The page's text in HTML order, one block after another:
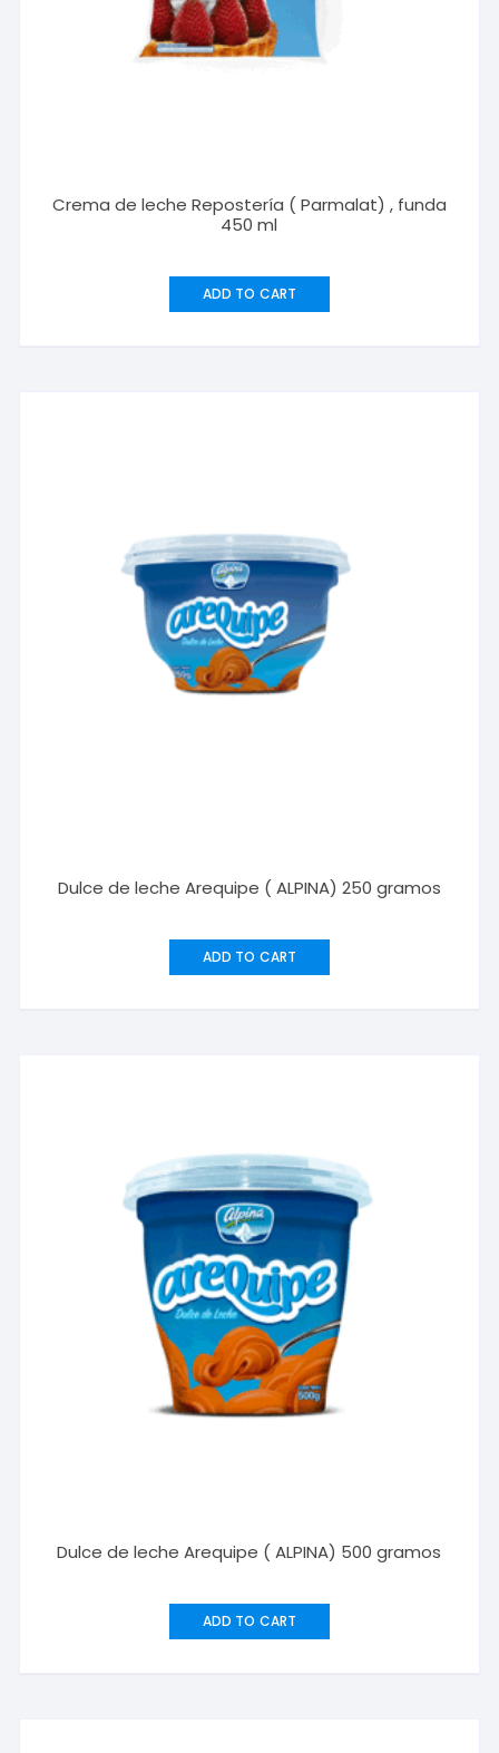
Crema de leche Repostería ( Parmalat) , funda
450 ml
ADD TO CART
Dulce de leche Arequipe ( ALPINA) 250 gramos
ADD TO CART
Dulce de leche Arequipe ( ALPINA) 500 gramos
ADD TO CART